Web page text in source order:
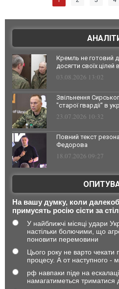
Кремль не готовий
досягти своїх
03.08.2026 13:02
Звільнення
"старої гвардії" в
23.07.2026 10:32
Повний текст
Федорова
18.07.2026 09:27
На вашу думку, коли
примусять росію сісти за
У найближчі місяці удари
настільки болючими, що
поновити перемовини
Цього року не варто
процесу. А от наступного -
рф навпаки піде на
намагатиметься триматися